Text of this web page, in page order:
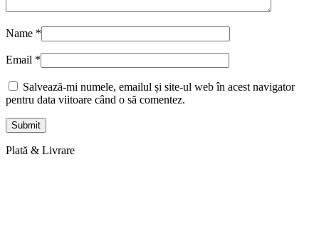
Name *
Email *
Salvează-mi numele, emailul și site-ul web în acest navigator
pentru data viitoare când o să comentez.
Plată & Livrare